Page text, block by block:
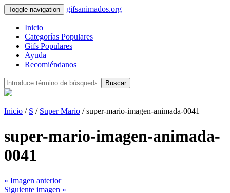
Toggle navigation gifsanimados.org
Inicio
Categorías Populares
Gifs Populares
Ayuda
Recomiéndanos
Buscar
Inicio / S / Super Mario / super-mario-imagen-animada-0041
super-mario-imagen-animada-
0041
« Imagen anterior
Siguiente imagen »